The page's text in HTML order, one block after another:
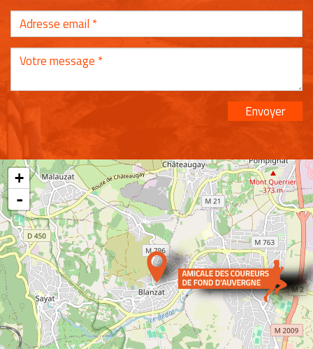
Envoyer
+
-